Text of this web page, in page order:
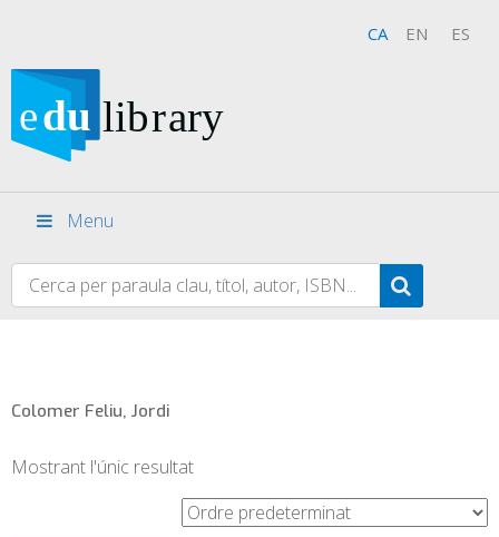
CA EN ES
Menu
Colomer Feliu, Jordi
Mostrant l'únic resultat